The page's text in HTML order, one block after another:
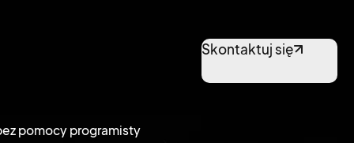
Skontaktuj się
pomocy programisty